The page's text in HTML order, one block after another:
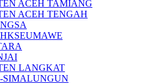
ACEH TAMIANG
ACEH TENGAH
LANGKAT
SIMALUNGUN